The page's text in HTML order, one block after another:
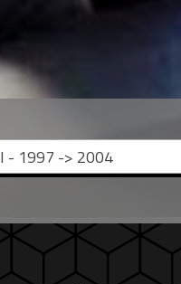
I - 1997 -> 2004